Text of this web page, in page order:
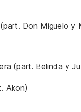
(part. Don Miguelo y
(part. Belinda y
Akon)